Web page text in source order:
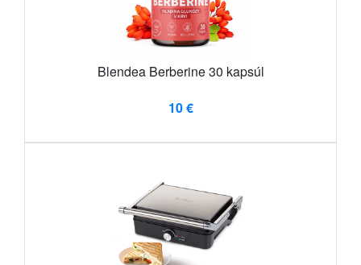
Blendea Berberine 30 kapsúl
10 €